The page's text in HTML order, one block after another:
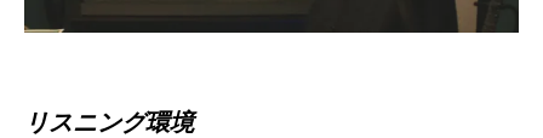
リスニング環境